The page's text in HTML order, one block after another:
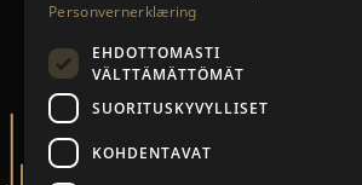
Personvernerklæring
EHDOTTOMASTI
VÄLTTÄMÄTTÖMÄT
SUORITUSKYVYLLISET
KOHDENTAVAT